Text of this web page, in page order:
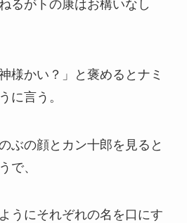
るがトの康はお構いなし
様かい？」と褒めるとナミ
に言う。
ぶの顔とカン十郎を見ると
で、
うにそれぞれの名を口にす